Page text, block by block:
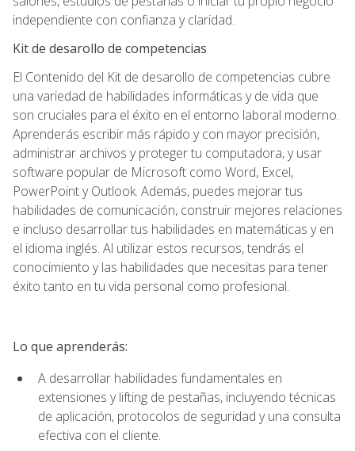
independiente con confianza y claridad.
Kit de desarollo de competencias
El Contenido del Kit de desarollo de competencias cubre
una variedad de habilidades informáticas y de vida que
son cruciales para el éxito en el entorno laboral moderno.
Aprenderás escribir más rápido y con mayor precisión,
administrar archivos y proteger tu computadora, y usar
software popular de Microsoft como Word, Excel,
PowerPoint y Outlook. Además, puedes mejorar tus
habilidades de comunicación, construir mejores relaciones
e incluso desarrollar tus habilidades en matemáticas y en
el idioma inglés. Al utilizar estos recursos, tendrás el
conocimiento y las habilidades que necesitas para tener
éxito tanto en tu vida personal como profesional.
Lo que aprenderás:
A desarrollar habilidades fundamentales en
extensiones y lifting de pestañas, incluyendo técnicas
de aplicación, protocolos de seguridad y una consulta
efectiva con el cliente.